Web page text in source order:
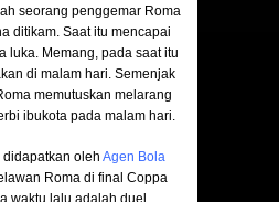
seorang penggemar Roma
ditikam. Saat itu mencapai
luka. Memang, pada saat itu
di malam hari. Semenjak
memutuskan melarang
ibukota pada malam hari.
didapatkan oleh Agen Bola
Roma di final Coppa
waktu lalu adalah duel